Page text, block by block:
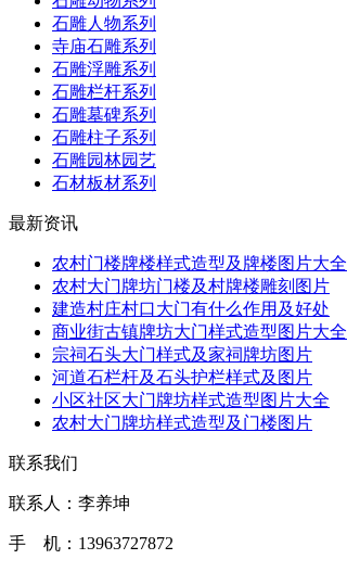
石雕人物系列
寺庙石雕系列
石雕浮雕系列
石雕栏杆系列
石雕墓碑系列
石雕柱子系列
石雕园林园艺
石材板材系列
最新资讯
农村门楼牌楼样式造型及牌楼图片大全
农村大门牌坊门楼及村牌楼雕刻图片
建造村庄村口大门有什么作用及好处
商业街古镇牌坊大门样式造型图片大全
宗祠石头大门样式及家祠牌坊图片
河道石栏杆及石头护栏样式及图片
小区社区大门牌坊样式造型图片大全
农村大门牌坊样式造型及门楼图片
联系我们
联系人：李养坤
手 机：13963727872